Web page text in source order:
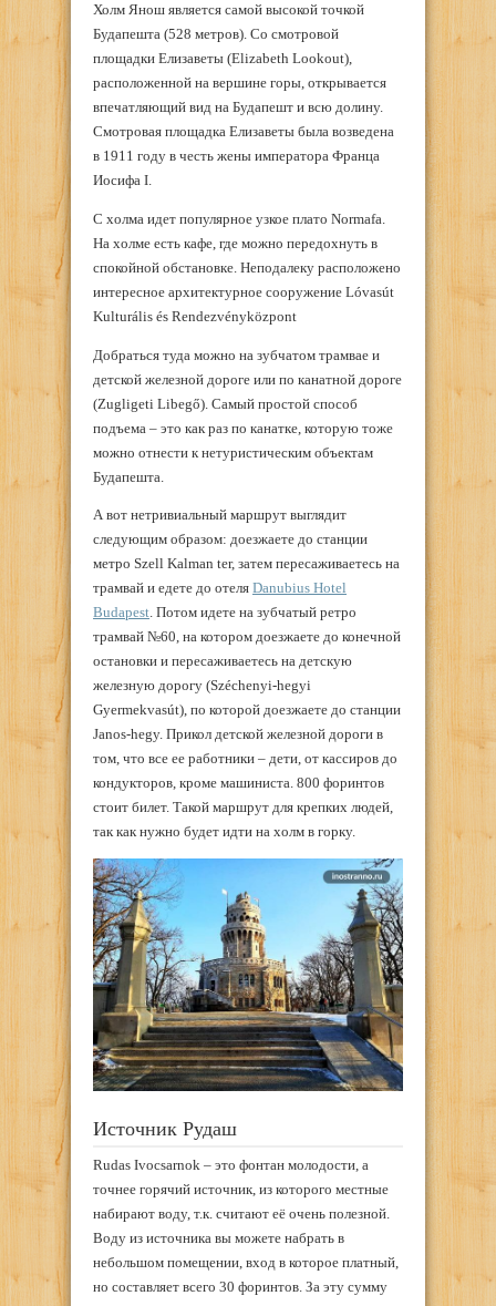
Холм Янош является самой высокой точкой
Будапешта (528 метров). Со смотровой
площадки Елизаветы (Elizabeth Lookout),
расположенной на вершине горы, открывается
впечатляющий вид на Будапешт и всю долину.
Смотровая площадка Елизаветы была возведена
в 1911 году в честь жены императора Франца
Иосифа I.
С холма идет популярное узкое плато Normafa.
На холме есть кафе, где можно передохнуть в
спокойной обстановке. Неподалеку расположено
интересное архитектурное сооружение Lóvasút
Kulturális és Rendezvényközpont
Добраться туда можно на зубчатом трамвае и
детской железной дороге или по канатной дороге
(Zugligeti Libegő). Самый простой способ
подъема – это как раз по канатке, которую тоже
можно отнести к нетуристическим объектам
Будапешта.
А вот нетривиальный маршрут выглядит
следующим образом: доезжаете до станции
метро Szell Kalman ter, затем пересаживаетесь на
трамвай и едете до отеля Danubius Hotel
Budapest. Потом идете на зубчатый ретро
трамвай №60, на котором доезжаете до конечной
остановки и пересаживаетесь на детскую
железную дорогу (Széchenyi-hegyi
Gyermekvasút), по которой доезжаете до станции
Janos-hegy. Прикол детской железной дороги в
том, что все ее работники – дети, от кассиров до
кондукторов, кроме машиниста. 800 форинтов
стоит билет. Такой маршрут для крепких людей,
так как нужно будет идти на холм в горку.
Источник Рудаш
Rudas Ivocsarnok – это фонтан молодости, а
точнее горячий источник, из которого местные
набирают воду, т.к. считают её очень полезной.
Воду из источника вы можете набрать в
небольшом помещении, вход в которое платный,
но составляет всего 30 форинтов. За эту сумму